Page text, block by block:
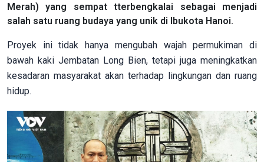
Merah) yang sempat tterbengkalai sebagai menjadi
salah satu ruang budaya yang unik di Ibukota Hanoi.
Proyek ini tidak hanya mengubah wajah permukiman di
bawah kaki Jembatan Long Bien, tetapi juga meningkatkan
kesadaran masyarakat akan terhadap lingkungan dan ruang
hidup.